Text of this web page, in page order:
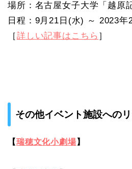
場所：名古屋女子大学「越原
日程：9月21日(水) ～ 2023年
［詳しい記事はこちら ］
その他イベント施設への
【瑞穂文化小劇場 】